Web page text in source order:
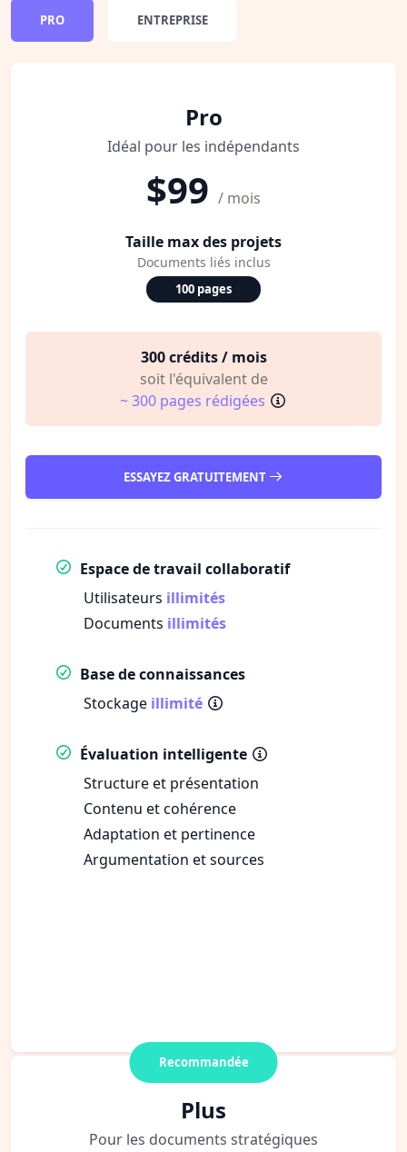
PRO ENTREPRISE
Pro
Idéal pour les indépendants
$99 / mois
Taille max des projets
Documents liés inclus
100 pages
300 crédits / mois
soit l'équivalent de
~ 300 pages rédigées
ESSAYEZ GRATUITEMENT
Espace de travail collaboratif
Utilisateurs illimités
Documents illimités
Base de connaissances
Stockage illimité
Évaluation intelligente
Structure et présentation
Contenu et cohérence
Adaptation et pertinence
Argumentation et sources
Recommandée
Plus
Pour les documents stratégiques